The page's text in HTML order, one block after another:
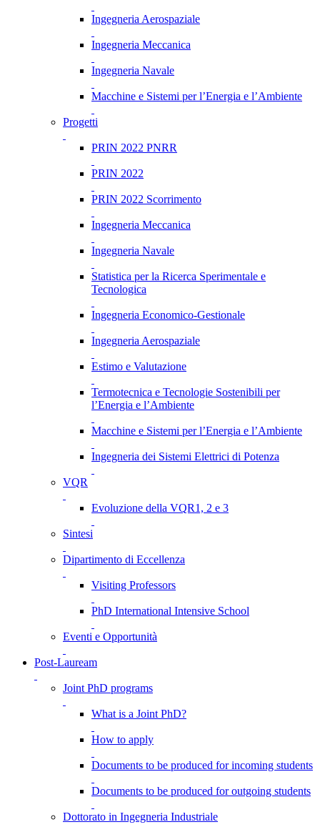
Ingegneria Aerospaziale
Ingegneria Meccanica
Ingegneria Navale
Macchine e Sistemi per l’Energia e l’Ambiente
Progetti
PRIN 2022 PNRR
PRIN 2022
PRIN 2022 Scorrimento
Ingegneria Meccanica
Ingegneria Navale
Statistica per la Ricerca Sperimentale e
Tecnologica
Ingegneria Economico-Gestionale
Ingegneria Aerospaziale
Estimo e Valutazione
Termotecnica e Tecnologie Sostenibili per
l’Energia e l’Ambiente
Macchine e Sistemi per l’Energia e l’Ambiente
Ingegneria dei Sistemi Elettrici di Potenza
VQR
Evoluzione della VQR1, 2 e 3
Sintesi
Dipartimento di Eccellenza
Visiting Professors
PhD International Intensive School
Eventi e Opportunità
Post-Lauream
Joint PhD programs
What is a Joint PhD?
How to apply
Documents to be produced for incoming students
Documents to be produced for outgoing students
Dottorato in Ingegneria Industriale